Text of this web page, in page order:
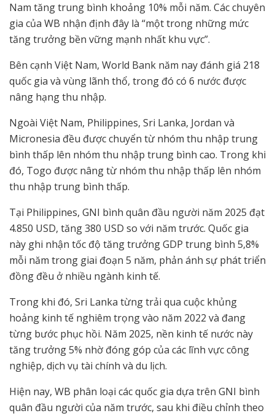
Nam tăng trung bình khoảng 10% mỗi năm. Các chuyên
gia của WB nhận định đây là “một trong những mức
tăng trưởng bền vững mạnh nhất khu vực”.
Bên cạnh Việt Nam, World Bank năm nay đánh giá 218
quốc gia và vùng lãnh thổ, trong đó có 6 nước được
nâng hạng thu nhập.
Ngoài Việt Nam, Philippines, Sri Lanka, Jordan và
Micronesia đều được chuyển từ nhóm thu nhập trung
bình thấp lên nhóm thu nhập trung bình cao. Trong khi
đó, Togo được nâng từ nhóm thu nhập thấp lên nhóm
thu nhập trung bình thấp.
Tại Philippines, GNI bình quân đầu người năm 2025 đạt
4.850 USD, tăng 380 USD so với năm trước. Quốc gia
này ghi nhận tốc độ tăng trưởng GDP trung bình 5,8%
mỗi năm trong giai đoạn 5 năm, phản ánh sự phát triển
đồng đều ở nhiều ngành kinh tế.
Trong khi đó, Sri Lanka từng trải qua cuộc khủng
hoảng kinh tế nghiêm trọng vào năm 2022 và đang
từng bước phục hồi. Năm 2025, nền kinh tế nước này
tăng trưởng 5% nhờ đóng góp của các lĩnh vực công
nghiệp, dịch vụ tài chính và du lịch.
Hiện nay, WB phân loại các quốc gia dựa trên GNI bình
quân đầu người của năm trước, sau khi điều chỉnh theo